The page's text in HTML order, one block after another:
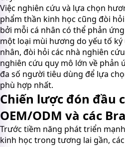
Việc nghiên cứu và lựa chọn
phẩm thần kinh học cũng đòi
bởi mỗi cá nhân có thể phản
một loại mùi hương do yếu tố ký
nhân, đòi hỏi các nhà nghiên
nghiên cứu quy mô lớn về phản
đa số người tiêu dùng để lựa
phù hợp nhất.
Chiến lược đón đầu
OEM/ODM và các
Trước tiềm năng phát triển
kinh học trong tương lai gần,